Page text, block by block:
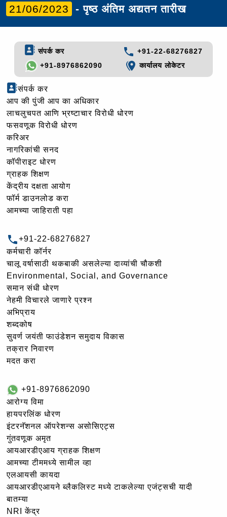
21/06/2023 - पृष्ठ अंतिम अद्यतन तारीख
संपर्क कर
+91-22-68276827
+91-8976862090
कार्यालय लोकेटर
संपर्क कर
आप की पुंजी आप का अधिकार
लाचलुचपत आणि भ्रष्टाचार विरोधी धोरण
फसवणूक विरोधी धोरण
करिअर
नागरिकांची सनद
कॉपीराइट धोरण
ग्राहक शिक्षण
केंद्रीय दक्षता आयोग
फॉर्म डाउनलोड करा
आमच्या जाहिराती पहा
+91-22-68276827
कर्मचारी कॉर्नर
चालू वर्षासाठी थकबाकी असलेल्या दाव्यांची चौकशी
Environmental, Social, and Governance
समान संधी धोरण
नेहमी विचारले जाणारे प्रश्न
अभिप्राय
शब्दकोष
सुवर्ण जयंती फाउंडेशन समुदाय विकास
तक्रार निवारण
मदत करा
+91-8976862090
आरोग्य विमा
हायपरलिंक धोरण
इंटरनॅशनल ऑपरेशन्स असोसिएट्स
गुंतवणूक अमृत
आयआरडीएआय ग्राहक शिक्षण
आमच्या टीममध्ये सामील व्हा
एलआयसी कायदा
आयआरडीएआयने ब्लैकलिस्ट मध्ये टाकलेल्या एजंट्सची यादी
बातम्या
NRI केंद्र